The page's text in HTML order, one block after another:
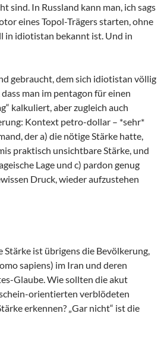
sind. In Russland kann man, ich sags
eines Topol-Trägers starten, ohne
in idiotistan bekannt ist. Und in
gebraucht, dem sich idiotistan völlig
man im pentagon für einen
kalkuliert, aber zugleich auch
Kontext petro-dollar – *sehr*
der a) die nötige Stärke hatte,
praktisch unsichtbare Stärke, und
Lage und c) pardon genug
Druck, wieder aufzustehen
Stärke ist übrigens die Bevölkerung,
sapiens) im Iran und deren
Glaube. Wie sollten die akut
orientierten verblödeten
erkennen? „Gar nicht“ ist die